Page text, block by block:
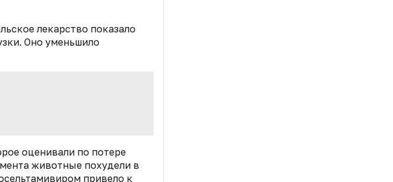
лекарство показало
Оно уменьшило
оценивали по потере
животные похудели в
привело к